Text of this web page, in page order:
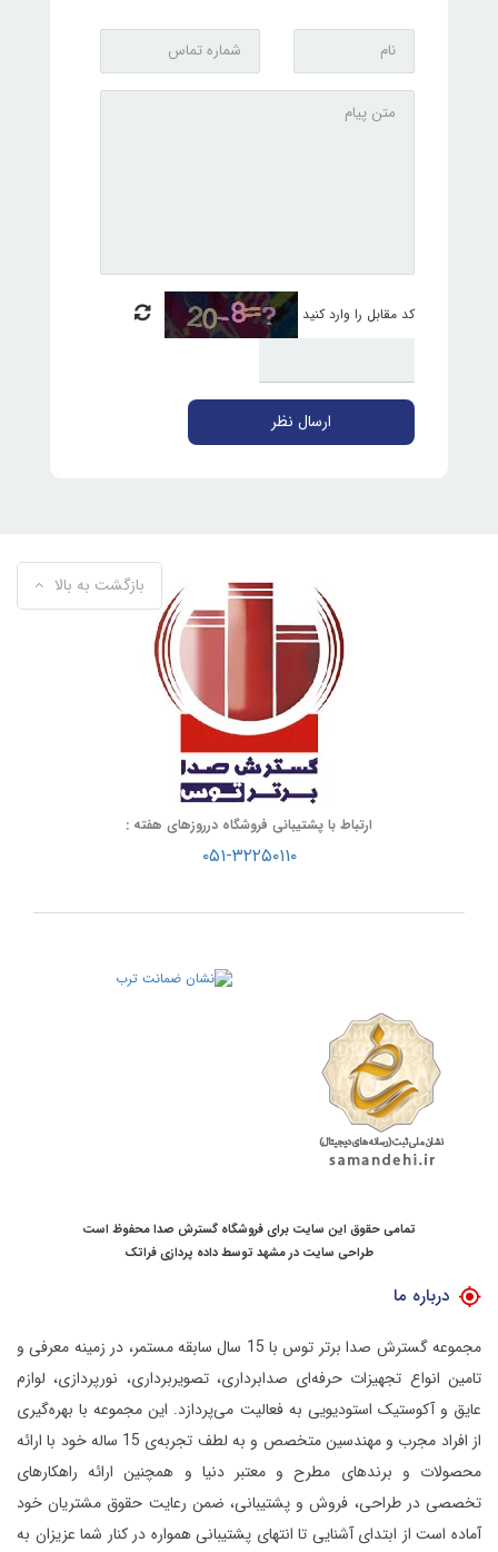
کد مقابل را وارد کنید
ارسال نظر
بازگشت به بالا
ارتباط با پشتیبانی فروشگاه درروزهای هفته :
۰۵۱-۳۲۲۵۰۱۱۰
تمامی حقوق این سایت برای فروشگاه گسترش صدا محفوظ است
طراحی سایت در مشهد توسطداده پردازی فراتک
درباره ما
مجموعه گسترش صدا برتر توس با 15 سال سابقه مستمر، در زمینه معرفی و
تامین انواع تجهیزات حرفه‌ای صدابرداری، تصویربرداری، نورپردازی، لوازم
عایق و آکوستیک استودیویی به فعالیت می‌پردازد. این مجموعه با بهره‌گیری
از افراد مجرب و مهندسین متخصص و به لطف تجربه‌ی 15 ساله خود با ارائه
محصولات و برندهای مطرح و معتبر دنیا و همچنین ارائه راهکارهای
تخصصی در طراحی، فروش و پشتیبانی، ضمن رعایت حقوق مشتریان خود
آماده است از ابتدای آشنایی تا انتهای پشتیبانی همواره در کنار شما عزیزان به